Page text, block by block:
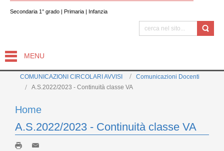
Secondaria 1° grado | Primaria | Infanzia
MENU
COMUNICAZIONI CIRCOLARI AVVISI
Comunicazioni Docenti
A.S.2022/2023 - Continuità classe VA
Home
A.S.2022/2023 - Continuità classe VA